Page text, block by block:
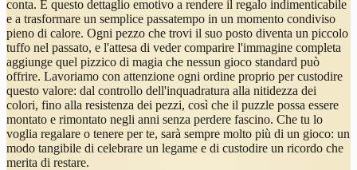
conta. È questo dettaglio emotivo a rendere il regalo indimenticabile
e a trasformare un semplice passatempo in un momento condiviso
pieno di calore. Ogni pezzo che trovi il suo posto diventa un piccolo
tuffo nel passato, e l'attesa di veder comparire l'immagine completa
aggiunge quel pizzico di magia che nessun gioco standard può
offrire. Lavoriamo con attenzione ogni ordine proprio per custodire
questo valore: dal controllo dell'inquadratura alla nitidezza dei
colori, fino alla resistenza dei pezzi, così che il puzzle possa essere
montato e rimontato negli anni senza perdere fascino. Che tu lo
voglia regalare o tenere per te, sarà sempre molto più di un gioco: un
modo tangibile di celebrare un legame e di custodire un ricordo che
merita di restare.